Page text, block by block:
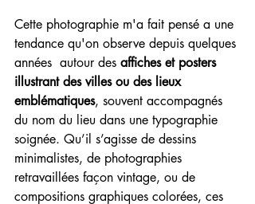
Cette photographie m'a fait pensé a une
tendance qu'on observe depuis quelques
années autour des affiches et posters
illustrant des villes ou des lieux
emblématiques, souvent accompagnés
du nom du lieu dans une typographie
soignée. Qu’il s’agisse de dessins
minimalistes, de photographies
retravaillées façon vintage, ou de
compositions graphiques colorées, ces